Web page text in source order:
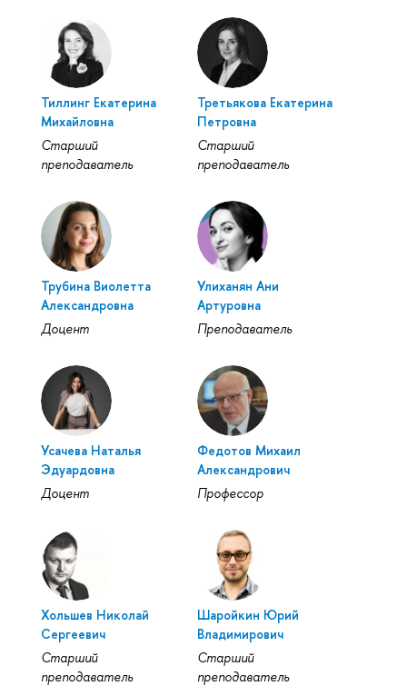
Тиллинг Екатерина
Михайловна
Старший
преподаватель
Третьякова Екатерина
Петровна
Старший
преподаватель
Трубина Виолетта
Александровна
Доцент
Улиханян Ани
Артуровна
Преподаватель
Усачева Наталья
Эдуардовна
Доцент
Федотов Михаил
Александрович
Профессор
Хольшев Николай
Сергеевич
Старший
преподаватель
Шаройкин Юрий
Владимирович
Старший
преподаватель